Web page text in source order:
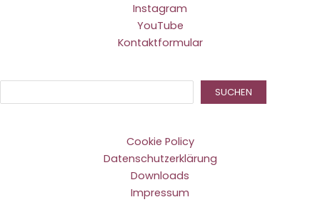
Instagram
YouTube
Kontaktformular
SUCHEN
Cookie Policy
Datenschutzerklärung
Downloads
Impressum